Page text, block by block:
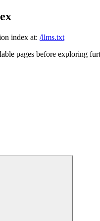
index at: /llms.txt
pages before exploring